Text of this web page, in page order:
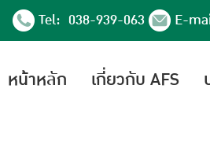
Tel: 038-939-063 E-
หน้าหลัก เกี่ยวกับ AFS